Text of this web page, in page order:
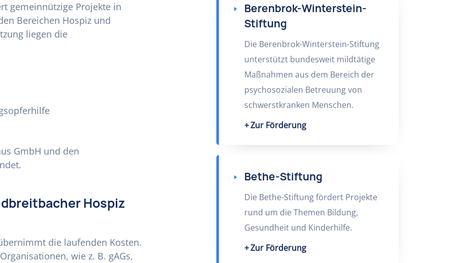
gemeinnützige Projekte in
Bereichen Hospiz und
liegen die
GmbH und den
Hospiz
die laufenden Kosten.
wie z. B. gAGs,
Berenbrok-Winterstein-
Stiftung
Die Berenbrok-Winterstein-Stiftung
unterstützt bundesweit mildtätige
Maßnahmen aus dem Bereich der
psychosozialen Betreuung von
schwerstkranken Menschen.
Zur Förderung
Bethe-Stiftung
Die Bethe-Stiftung fördert Projekte
rund um die Themen Bildung,
Gesundheit und Kinderhilfe.
Zur Förderung